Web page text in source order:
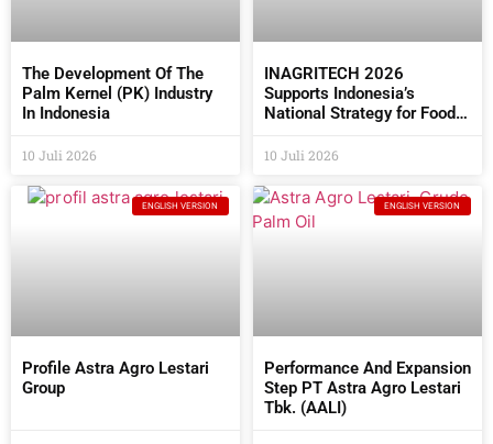
The Development Of The
Palm Kernel (PK) Industry
In Indonesia
10 Juli 2026
INAGRITECH 2026
Supports Indonesia’s
National Strategy for Food
10 Juli 2026
ENGLISH VERSION
Profile Astra Agro Lestari
Group
ENGLISH VERSION
Performance And Expansion
Step PT Astra Agro Lestari
Tbk. (AALI)